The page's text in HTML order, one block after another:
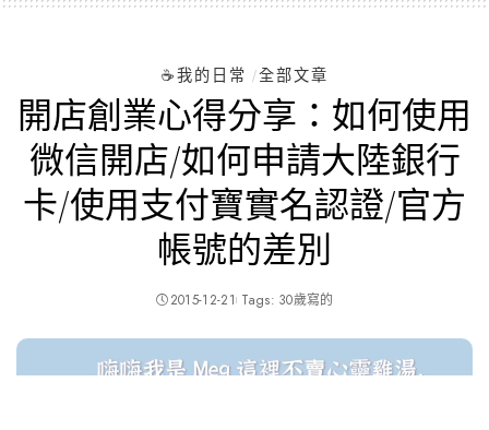
☕️我的日常 全部文章
開店創業心得分享：如何使用
微信開店/如何申請大陸銀行
卡/使用支付寶實名認證/官方
帳號的差別
2015-12-21 Tags: 30歲寫的